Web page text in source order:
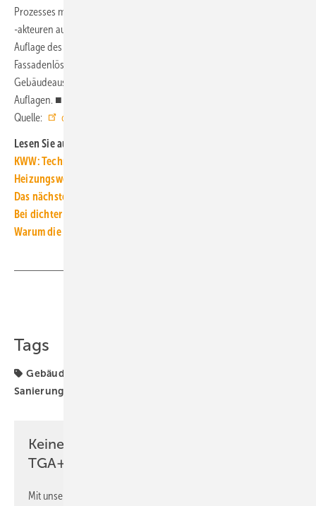
Prozesses mit mehr als 40 Partnerunternehmen, Fachakteurinnen und
-akteuren aus Wohnungswirtschaft, Industrie und Planung. Die erste
Auflage des Katalogs fokussiert sich auf die Darstellung von
Fassadenlösungen. Weitere Kapitel zu Technischer
Gebäudeausstattung (TGA) und Dachlösungen folgen in späteren
Auflagen. ■
Quelle:
dena
Lesen Sie auch:
KWW: Tech­nik­ka­ta­log zur Wär­me­pla­nung ak­tua­li­siert
Heizungswende mit industriell vor­ge­fertig­tem Energiemodul
Das nächste Level der seriellen Sanierung
Bei dichter Bebauung: Wärmepumpen unterm Dach
Warum die Dekarbonisierung von Gebäuden plötzlich einfach ist
Tags
Gebäudesektor
Sanierung
Keine Zeit? Kein Problem mit dem
TGA+E Newsletter!
Mit unserem Newsletter erhalten Sie regelmäßig von uns